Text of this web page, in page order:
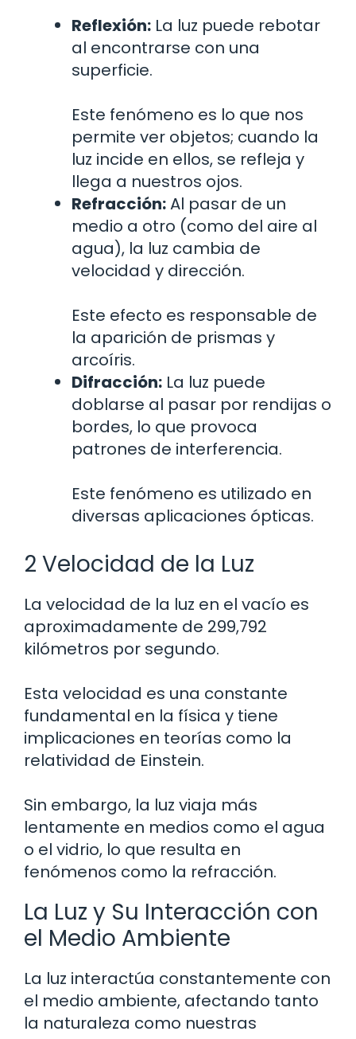
Reflexión: La luz puede rebotar
al encontrarse con una
superficie.
Este fenómeno es lo que nos
permite ver objetos; cuando la
luz incide en ellos, se refleja y
llega a nuestros ojos.
Refracción:Al pasar de un
medio a otro (como del aire al
agua), la luz cambia de
velocidad y dirección.
Este efecto es responsable de
la aparición de prismas y
arcoíris.
Difracción: La luz puede
doblarse al pasar por rendijas o
bordes, lo que provoca
patrones de interferencia.
Este fenómeno es utilizado en
diversas aplicaciones ópticas.
2 Velocidad de la Luz
La velocidad de la luz en el vacío es
aproximadamente de 299,792
kilómetros por segundo.
Esta velocidad es una constante
fundamental en la física y tiene
implicaciones en teorías como la
relatividad de Einstein.
Sin embargo, la luz viaja más
lentamente en medios como el agua
o el vidrio, lo que resulta en
fenómenos como la refracción.
La Luz y Su Interacción con
el Medio Ambiente
La luz interactúa constantemente con
el medio ambiente, afectando tanto
la naturaleza como nuestras